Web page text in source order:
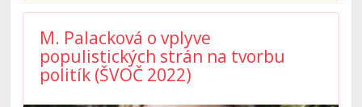
v cyperskom Pafose. Konferenciu organizovala
Neapolis University Pafos a v rámci sekcie PhD
kolokvia Klaudiavyhrala cenu za najlepšiu PhD
prezentáciuk článku s názvom
M. Palacková o vplyve
populistických strán na tvorbu
politík (ŠVOČ 2022)